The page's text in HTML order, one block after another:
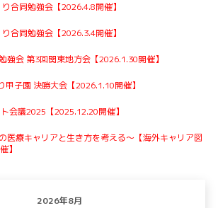
合同勉強会【2026.4.8開催】
合同勉強会【2026.3.4開催】
強会 第3回関東地方会【2026.1.30開催】
甲子園 決勝大会【2026.1.10開催】
会議2025【2025.12.20開催】
医療キャリアと生き方を考える〜【海外キャリア図
】
2026年8月